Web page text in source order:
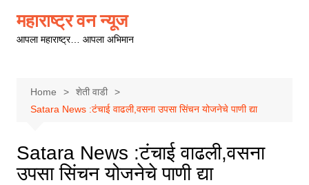
content
महाराष्ट्र वन न्यूज
आपला महाराष्ट्र… आपला अभिमान
Home
शेती वाडी
Satara News :टंचाई वाढली,वसना उपसा सिंचन योजनेचे पाणी द्या
Satara News :टंचाई वाढली,वसना
उपसा सिंचन योजनेचे पाणी द्या